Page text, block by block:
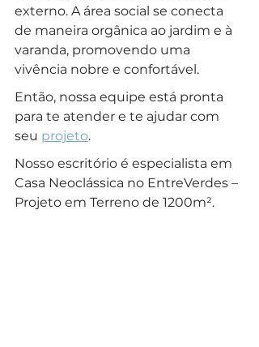
externo. A área social se conecta
de maneira orgânica ao jardim e à
varanda, promovendo uma
vivência nobre e confortável.
Então, nossa equipe está pronta
para te atender e te ajudar com
seu projeto.
Nosso escritório é especialista em
Casa Neoclássica no EntreVerdes –
Projeto em Terreno de 1200m².